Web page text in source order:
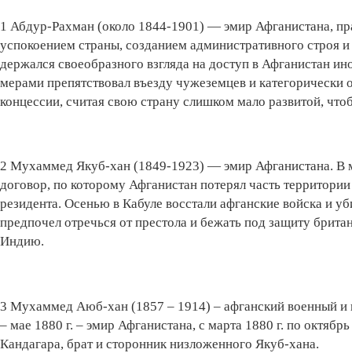
1 Абдур-Рахман (около 1844-1901) — эмир Афганистана,
успокоением страны, созданием административного
держался своеобразного взгляда на доступ в Афганистан
мерами препятствовал въезду чужеземцев и
концессии, считая свою страну слишком мало развитой,
2 Мухаммед Якуб-хан (1849-1923) — эмир Афганистана. В
договор, по которому Афганистан потерял часть
резидента. Осенью в Кабуле восстали афганские войска и
предпочел отречься от престола и бежать под защиту
Индию.
3 Мухаммед Аюб-хан (1857 – 1914) – афганский военный и
– мае 1880 г. – эмир Афганистана, с марта 1880 г. по
Кандагара, брат и сторонник низложенного Якуб-хана.